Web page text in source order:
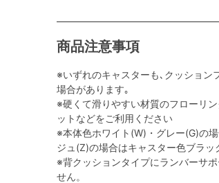
商品注意事項
※いずれのキャスターも､クッション
場合があります｡
※硬くて滑りやすい材質のフローリ
ットなどをご利用ください
※本体色ホワイト(W)・グレー(G)の
ジュ(Z)の場合はキャスター色ブラッ
※背クッションタイプにランバーサ
せん。